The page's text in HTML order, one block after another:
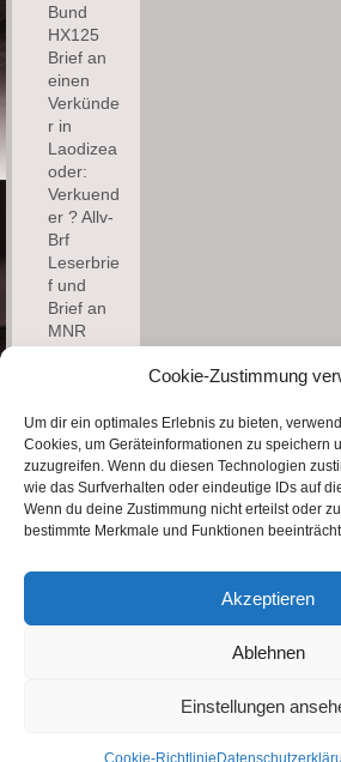
Cookie-Zustimmung
Um dir ein optimales Erlebnis zu bieten,
Cookies, um Geräteinformationen zu speichern
zuzugreifen. Wenn du diesen Technologien
wie das Surfverhalten oder eindeutige IDs auf
Wenn du deine Zustimmung nicht erteilst oder
bestimmte Merkmale und Funktionen
Akzeptieren
Ablehnen
Einstellungen
Cookie-Richtlinie
Bund
HX125
Brief an
einen
Verkünde
r in
Laodizea
oder:
Verkuend
er ? Allv-
Brf
Leserbrie
f und
Brief an
MNR
Kontakt
Bernd
Fischer
Email:
Cookie-Richtlinie (EU)